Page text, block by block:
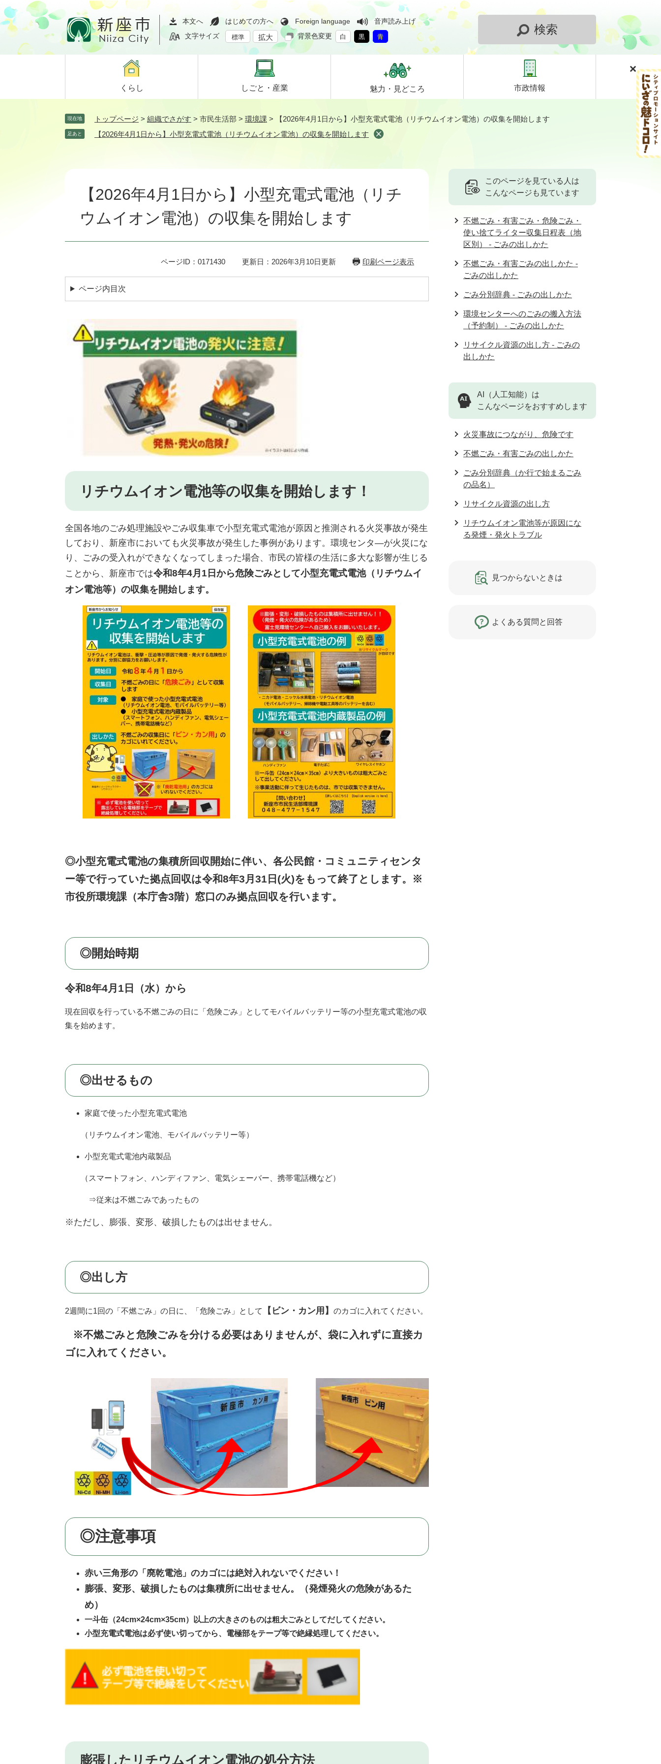
ペ
ー
ジ
メ
ニ
ュ
て
本文へ はじめての方へ Foreign language
音声読み上げ
文字サイズ
標準 拡大 背景色変更 白 黒 青
検索
くらし しごと・ 産業 魅力・ 見どころ 市政情報
現在地 トップページ > 組織でさがす > 市民生活部 > 環境課 > 【2026年4月1日から】小型充電式電池（リチウムイオン電池）の収集を開始します
足あと 【2026年4月1日から】小型充電式電池（リチウムイオン電池）の収集を開始します
【2026年4月1日から】小型充電式電池（リチ
ウムイオン電池）の収集を開始します
ページID：0171430 更新日：2026年3月10日更新 印刷ページ表示
ページ内目次
リチウムイオン電池等の収集を開始します！
全国各地のごみ処理施設やごみ収集車で小型充電式電池が原因と推測される火災事故が発生
しており、新座市においても火災事故が発生した事例があります。環境センタ―が火災にな
り、ごみの受入れができなくなってしまった場合、市民の皆様の生活に多大な影響が生じる
ことから、新座市では令和8年4月1日から危険ごみとして小型充電式電池（リチウムイ
オン電池等）の収集を開始します。
◎小型充電式電池の集積所回収開始に伴い、各公民館・コミュニティセンタ
ー等で行っていた拠点回収は令和8年3月31日(火)をもって終了とします。※
市役所環境課（本庁舎3階）窓口のみ拠点回収を行います。
◎開始時期
令和8年4月1日（水）から
現在回収を行っている不燃ごみの日に「危険ごみ」としてモバイルバッテリー等の小型充電式電池の収
集を始めます。
◎出せるもの
家庭で使った小型充電式電池
（リチウムイオン電池、モバイルバッテリー等）
小型充電式電池内蔵製品
（スマートフォン、ハンディファン、電気シェーバー、携帯電話機など）
⇒従来は不燃ごみであったもの
※ただし、膨張、変形、破損したものは出せません。
◎出し方
2週間に1回の「不燃ごみ」の日に、「危険ごみ」として 【ビン・カン用】 のカゴに入れてください。
※不燃ごみと危険ごみを分ける必要はありませんが、袋に入れずに直接カ
ゴに入れてください。
◎注意事項
赤い三角形の「廃乾電池」のカゴには絶対入れないでください！
膨張、変形、破損したものは集積所に出せません。（発煙発火の危険があるた
め）
一斗缶（24cm×24cm×35cm）以上の大きさのものは粗大ごみとしてだしてください。
小型充電式電池は必ず使い切ってから、電極部をテープ等で絶縁処理してください。
膨張したリチウムイオン電池の処分方法
このページを見ている人は
こんなページも見ています
不燃ごみ・有害ごみ・危険ごみ・
使い捨てライター収集日程表（地
区別） - ごみの出しかた
不燃ごみ・有害ごみの出しかた -
ごみの出しかた
ごみ分別辞典 - ごみの出しかた
環境センターへのごみの搬入方法
（予約制） - ごみの出しかた
リサイクル資源の出し方 - ごみの
出しかた
AI（人工知能）は
こんなページをおすすめします
火災事故につながり、危険です
不燃ごみ・有害ごみの出しかた
ごみ分別辞典（か行で始まるごみ
の品名）
リサイクル資源の出し方
リチウムイオン電池等が原因にな
る発煙・発火トラブル
見つからないときは
よくある質問と回答